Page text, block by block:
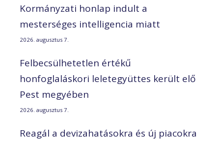
Kormányzati honlap indult a
mesterséges intelligencia miatt
2026. augusztus 7.
Felbecsülhetetlen értékű
honfoglaláskori leletegyüttes került elő
Pest megyében
2026. augusztus 7.
Reagál a devizahatásokra és új piacokra